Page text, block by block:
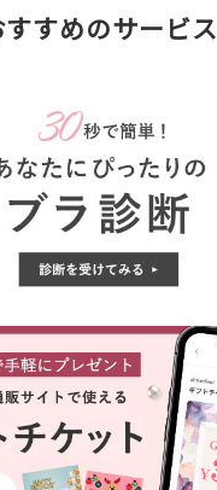
すすめのサービス